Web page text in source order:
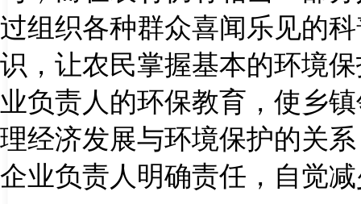
过组织各种群众喜闻乐见的
识，让农民掌握基本的环境
业负责人的环保教育，使乡
理经济发展与环境保护的关
企业负责人明确责任，自觉